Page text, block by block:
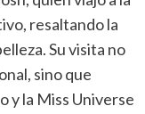
resaltando la
Su visita no
sino que
y la Miss Universe